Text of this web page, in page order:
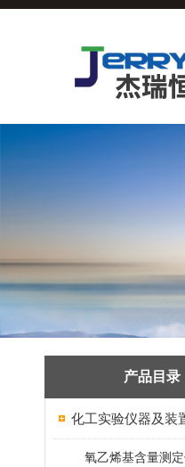
产品目录
化工实验仪器及装
氧乙烯基含量测